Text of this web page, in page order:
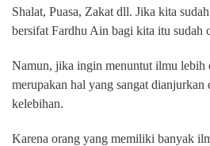
Shalat, Puasa, Zakat dll. Jika kita
bersifat Fardhu Ain bagi kita itu sudah
Namun, jika ingin menuntut ilmu lebih
merupakan hal yang sangat
kelebihan.
Karena orang yang memiliki banyak